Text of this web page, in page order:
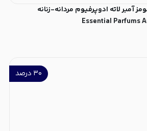
آمبر لاته ادوپرفیوم مردانه-زنانه
Essential Parfums
۳۰ درصد